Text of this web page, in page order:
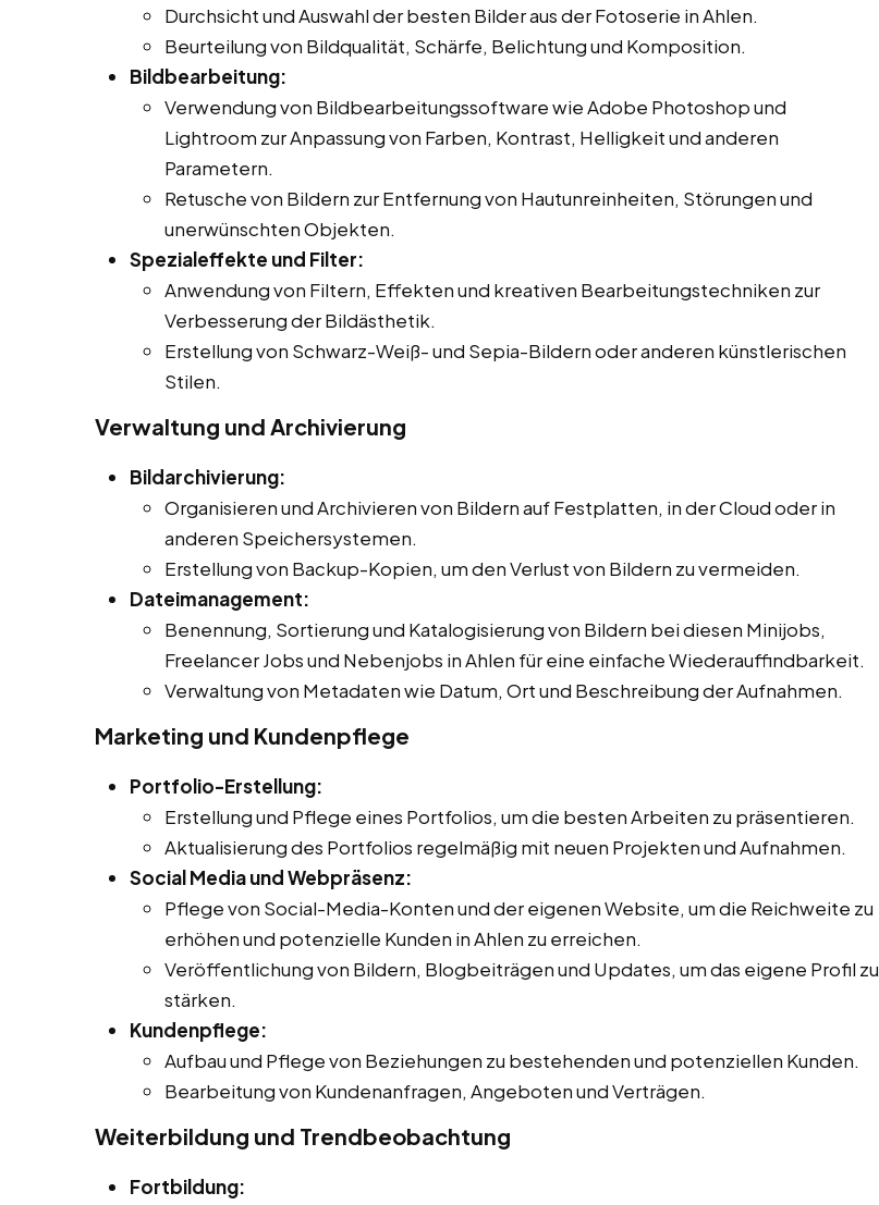
Durchsicht und Auswahl der besten Bilder aus der Fotoserie in Ahlen.
Beurteilung von Bildqualität, Schärfe, Belichtung und Komposition.
Bildbearbeitung:
Verwendung von Bildbearbeitungssoftware wie Adobe Photoshop und
Lightroom zur Anpassung von Farben, Kontrast, Helligkeit und anderen
Parametern.
Retusche von Bildern zur Entfernung von Hautunreinheiten, Störungen und
unerwünschten Objekten.
Spezialeffekte und Filter:
Anwendung von Filtern, Effekten und kreativen Bearbeitungstechniken zur
Verbesserung der Bildästhetik.
Erstellung von Schwarz-Weiß- und Sepia-Bildern oder anderen künstlerischen
Stilen.
Verwaltung und Archivierung
Bildarchivierung:
Organisieren und Archivieren von Bildern auf Festplatten, in der Cloud oder in
anderen Speichersystemen.
Erstellung von Backup-Kopien, um den Verlust von Bildern zu vermeiden.
Dateimanagement:
Benennung, Sortierung und Katalogisierung von Bildern bei diesen Minijobs,
Freelancer Jobs und Nebenjobs in Ahlen für eine einfache Wiederauffindbarkeit.
Verwaltung von Metadaten wie Datum, Ort und Beschreibung der Aufnahmen.
Marketing und Kundenpflege
Portfolio-Erstellung:
Erstellung und Pflege eines Portfolios, um die besten Arbeiten zu präsentieren.
Aktualisierung des Portfolios regelmäßig mit neuen Projekten und Aufnahmen.
Social Media und Webpräsenz:
Pflege von Social-Media-Konten und der eigenen Website, um die Reichweite zu
erhöhen und potenzielle Kunden in Ahlen zu erreichen.
Veröffentlichung von Bildern, Blogbeiträgen und Updates, um das eigene Profil zu
stärken.
Kundenpflege:
Aufbau und Pflege von Beziehungen zu bestehenden und potenziellen Kunden.
Bearbeitung von Kundenanfragen, Angeboten und Verträgen.
Weiterbildung und Trendbeobachtung
Fortbildung: